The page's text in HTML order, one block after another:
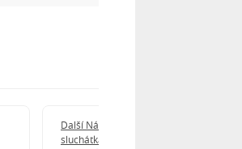
Další Náušníky a špunty pro
sluchátka